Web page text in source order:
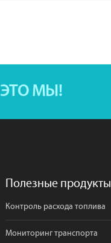
ЭТО МЫ!
Полезные продукты
Контроль расхода топлива
Мониторинг транспорта